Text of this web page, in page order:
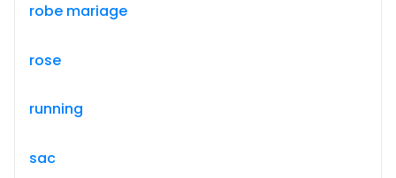
robe mariage
rose
running
sac